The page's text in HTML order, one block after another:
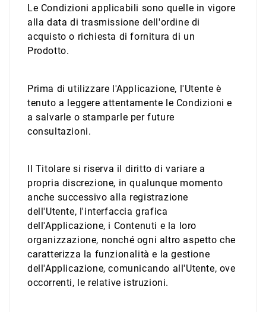
Le Condizioni applicabili sono quelle in vigore
alla data di trasmissione dell'ordine di
acquisto o richiesta di fornitura di un
Prodotto.
Prima di utilizzare l'Applicazione, l'Utente è
tenuto a leggere attentamente le Condizioni e
a salvarle o stamparle per future
consultazioni.
Il Titolare si riserva il diritto di variare a
propria discrezione, in qualunque momento
anche successivo alla registrazione
dell'Utente, l'interfaccia grafica
dell'Applicazione, i Contenuti e la loro
organizzazione, nonché ogni altro aspetto che
caratterizza la funzionalità e la gestione
dell'Applicazione, comunicando all'Utente, ove
occorrenti, le relative istruzioni.